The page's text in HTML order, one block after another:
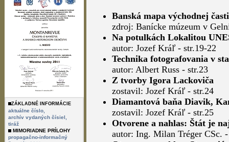
ZÁKLADNÉ INFORMÁCIE
aktuálne číslo,
archív vydaných čísiel,
tiráž
MIMORIADNE PRÍLOHY
propagačno-informačný
Banská mapa východnej
zdroj: Banícke múzeum v
Na potulkách Lokalitou
autor: Jozef Kráľ - str.19-22
Technika fotografovania v
autor: Albert Russ - str.23
Z tvorby Igora Lackoviča
zostavil: Jozef Kráľ - str.24
Diamantová baňa Diavik,
zostavil: Jozef Kráľ - str.25
Otvorene a nahlas: Štát je
autor: Ing. Milan Tréger CSc.